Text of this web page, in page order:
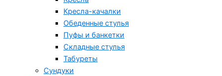
Кресла-качалки
Обеденные стулья
Пуфы и банкетки
Складные стулья
Табуреты
Сундуки